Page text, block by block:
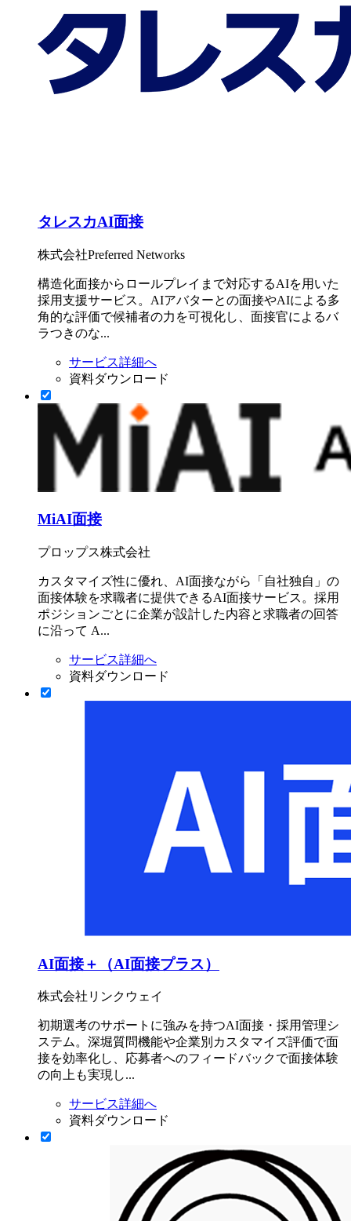
タレスカAI面接
株式会社Preferred Networks
構造化面接からロールプレイまで対応するAIを用いた
採用支援サービス。AIアバターとの面接やAIによる多
角的な評価で候補者の力を可視化し、面接官によるバ
ラつきのな...
サービス詳細へ
資料ダウンロード
MiAI面接
プロップス株式会社
カスタマイズ性に優れ、AI面接ながら「自社独自」の
面接体験を求職者に提供できるAI面接サービス。採用
ポジションごとに企業が設計した内容と求職者の回答
に沿って A...
サービス詳細へ
資料ダウンロード
AI面接＋（AI面接プラス）
株式会社リンクウェイ
初期選考のサポートに強みを持つAI面接・採用管理シ
ステム。深堀質問機能や企業別カスタマイズ評価で面
接を効率化し、応募者へのフィードバックで面接体験
の向上も実現し...
サービス詳細へ
資料ダウンロード